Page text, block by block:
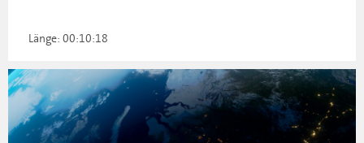
Länge: 00:10:18